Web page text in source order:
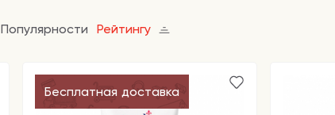
Популярности Рейтингу
Бесплатная доставка